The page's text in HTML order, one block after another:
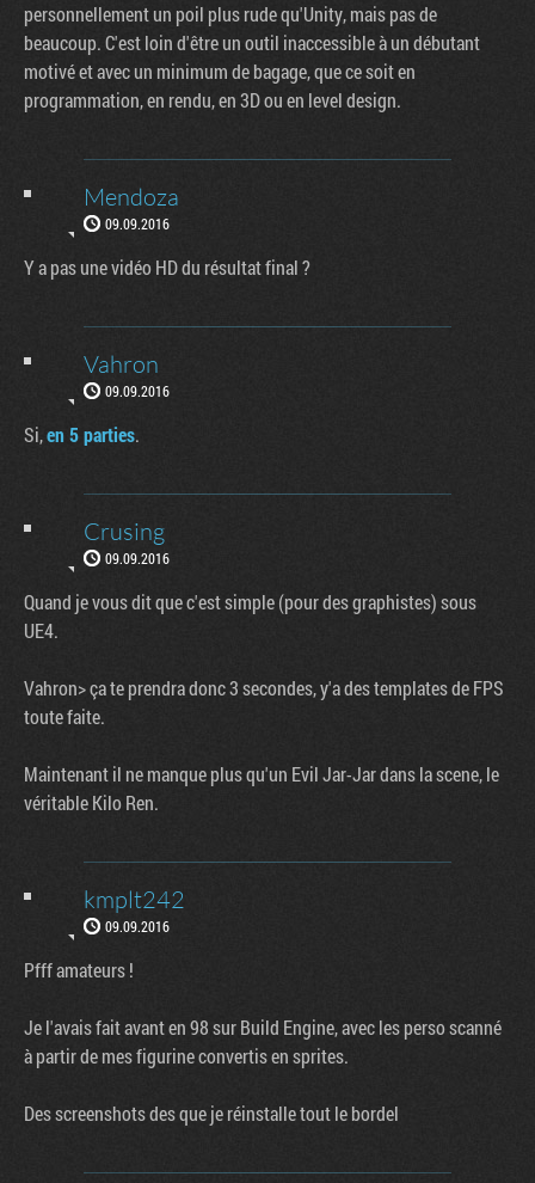
personnellement un poil plus rude qu'Unity, mais pas de
beaucoup. C'est loin d'être un outil inaccessible à un débutant
motivé et avec un minimum de bagage, que ce soit en
programmation, en rendu, en 3D ou en level design.
Mendoza
09.09.2016
Y a pas une vidéo HD du résultat final ?
Vahron
09.09.2016
Si,en 5 parties.
Crusing
09.09.2016
Quand je vous dit que c'est simple (pour des graphistes) sous
UE4.
Vahron> ça te prendra donc 3 secondes, y'a des templates de FPS
toute faite.
Maintenant il ne manque plus qu'un Evil Jar-Jar dans la scene, le
véritable Kilo Ren.
kmplt242
09.09.2016
Pfff amateurs !
Je l'avais fait avant en 98 sur Build Engine, avec les perso scanné
à partir de mes figurine convertis en sprites.
Des screenshots des que je réinstalle tout le bordel